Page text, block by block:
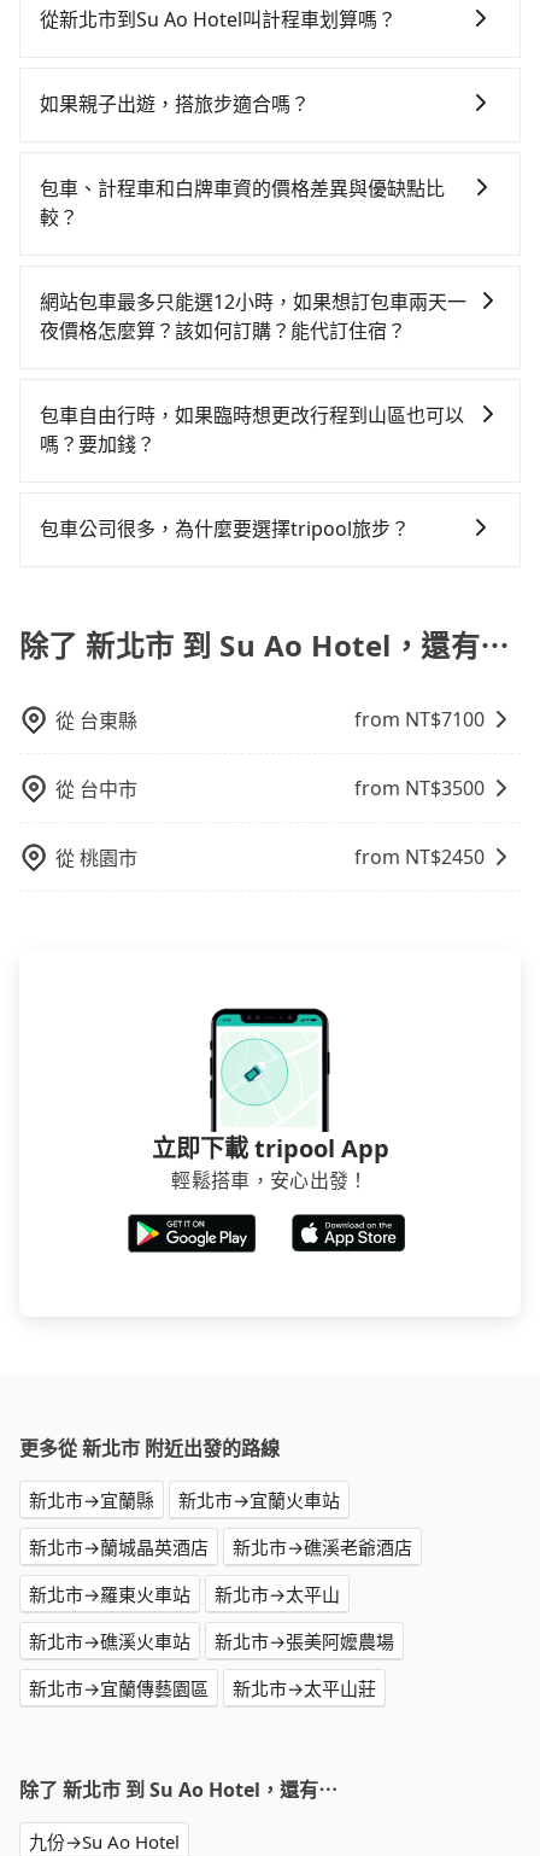
設從新北市瑞芳區前往最靠近的台北高鐵站，叫一輛計
坐7~9分鐘（平均8分）的高鐵從台北站前往南港高鐵
達Su Ao Hotel (宜蘭縣礁溪鄉) 的目的地。全程加上轉
車時間共2小時30分鐘，假設一人獨行，交通費總計
四處尋找乘客。所以如果你臨時需要一輛計程車，可能
得等很久，或者根本等不到任何空車出現。。但如果全
僅至少額外負擔880元車資，而且更會額外浪費85分鐘
在轉乘與等車上，現在還不馬上來預約tripool！
時不需要閉目養神（因為要自己開車），最重要的是你
$115~205承租小轎車，每公里再額外加收$3.2，從新北
達目的地後多久原路返回），雖已將eTag和可能的每小
時40元路邊停車費用預估進去，但額外的汽車保險與可
差的車款，如果人數超過四位，更是沒有較大的七人座
或九人座可供選擇，而且無人租車最令人詬病的就是車
樣。另外，偶爾也會遇到明明已經預約了時間但上一位
用戶卻遲遲尚未歸還，又或者要還車時卻偏偏找不到停
使用時還是有其區域的限制，實際可停靠的地點與你的
從新北市到Su Ao Hotel叫計程車划算嗎？
灣大車隊、Uber、Line Taxi、Yoxi等。依照里程跳錶計
車並不會在街上巡迴。你幾乎不可能直接攔到車。當地
的計程車通常只接受電話預約，臨時叫車可能會需要等
輛計程車，建議事先做好規劃。雖然新北市區到Su Ao
Hotel的跳表小黃可能較為便宜，但當你們人數超過四位
如果親子出遊，搭旅步適合嗎？
椅及兒童用增高墊供您選購(租借300元/個)，讓您和孩子
出遊時安全更有保障。
包車、計程車和白牌車資的價格差異與優缺點比
較？
包車：優點是搭乘舒適可以根據自己的需求安排時間和
地點上車較客製化。此外，司機還會提供各種旅遊建議
通塞車時亦會加收延遲費用，一般屬短程接駁為主。 -
白牌車：優點是價格相對較低，有的還可喊價。但安全
網站包車最多只能選12小時，如果想訂包車兩天一
夜價格怎麼算？該如何訂購？能代訂住宿？
需要連續兩天的包車服務，可以在官網上分開預定兩天
的行程。另外，目前旅步只提供接送服務，暫不提供代
包車自由行時，如果臨時想更改行程到山區也可以
嗎？要加錢？
旅步可能會根據行經的路線是否超過海拔1500公尺來進
心地享受旅步為您提供的服務。
包車公司很多，為什麼要選擇tripool旅步？
旅途安全無憂，我們的司機都是專業且可靠的職業駕
駛。關於價格，旅步官網可一鍵即時查價，所示價格絕
策，讓您在規劃行程時能更無後顧之憂。無論您是要前
驗。所以，如果您正在尋找一家可靠的包車公司，
tripool旅步絕對是您值得信任的不二選擇！
除了 新北市 到 Su Ao Hotel，還有⋯
從 台東縣 from NT$7100
從 台中市 from NT$3500
從桃園市 from NT$2450
立即下載 tripool App
輕鬆搭車，安心出發！
更多從 新北市 附近出發的路線
新北市→宜蘭縣
新北市→宜蘭火車站
新北市→蘭城晶英酒店
新北市→礁溪老爺酒店
新北市→羅東火車站
新北市→太平山
新北市→礁溪火車站
新北市→張美阿嬤農場
新北市→宜蘭傳藝園區
新北市→太平山莊
除了 新北市 到 Su Ao Hotel，還有⋯
九份→Su Ao Hotel